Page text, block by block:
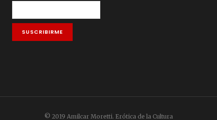
© 2019 Amilcar Moretti. Erótica de la Cultura